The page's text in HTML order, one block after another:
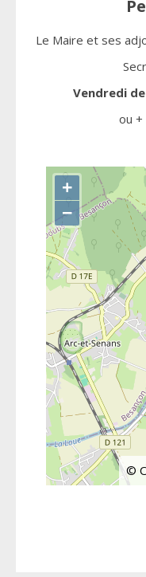
Le Maire et ses
Vendredi
ou
+
−
©